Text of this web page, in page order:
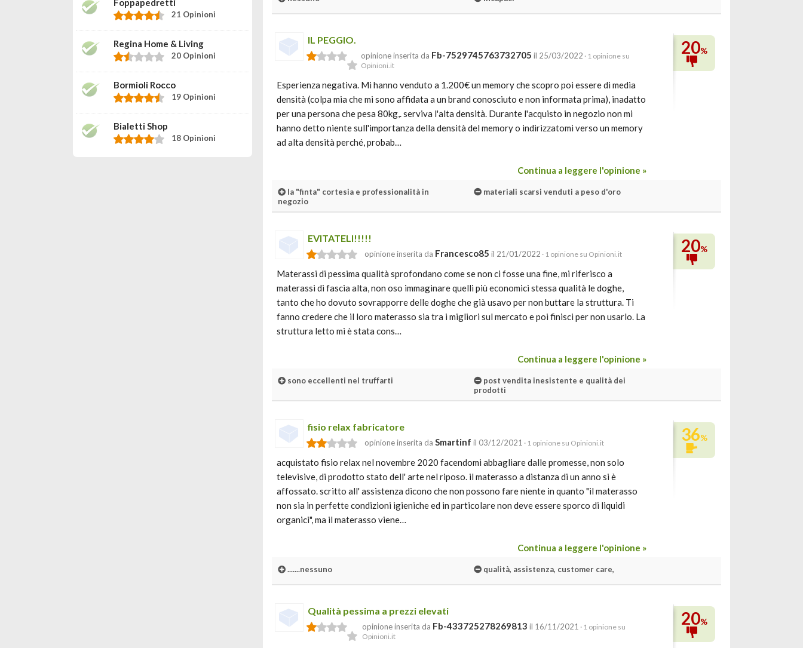
IL PEGGIO.
opinione inserita da Fb-7529745763732705 il 25/03/2022 · 1 opinione su
Opinioni.it
Esperienza negativa. Mi hanno venduto a 1.200€ un memory che scopro poi essere di media
densità (colpa mia che mi sono affidata a un brand conosciuto e non informata prima), inadatto
per una persona che pesa 80kg,. serviva l'alta densità. Durante l'acquisto in negozio non mi
hanno detto niente sull'importanza della densità del memory o indirizzatomi verso un memory
ad alta densità perché, probab…
Continua a leggere l'opinione »
20%
la "finta" cortesia e professionalità in
negozio
materiali scarsi venduti a peso d'oro
EVITATELI!!!!!
opinione inserita da Francesco85 il 21/01/2022 · 1 opinione su Opinioni.it
Materassi di pessima qualità sprofondano come se non ci fosse una fine, mi riferisco a
materassi di fascia alta, non oso immaginare quelli più economici stessa qualità le doghe,
tanto che ho dovuto sovrapporre delle doghe che già usavo per non buttare la struttura. Ti
fanno credere che il loro materasso sia tra i migliori sul mercato e poi finisci per non usarlo. La
struttura letto mi è stata cons…
Continua a leggere l'opinione »
20%
sono eccellenti nel truffarti
post vendita inesistente e qualità dei
prodotti
fisio relax fabricatore
opinione inserita da Smartinf il 03/12/2021 · 1 opinione su Opinioni.it
acquistato fisio relax nel novembre 2020 facendomi abbagliare dalle promesse, non solo
televisive, di prodotto stato dell' arte nel riposo. il materasso a distanza di un anno si è
affossato. scritto all' assistenza dicono che non possono fare niente in quanto "il materasso
non sia in perfette condizioni igieniche ed in particolare non deve essere sporco di liquidi
organici", ma il materasso viene…
Continua a leggere l'opinione »
36%
.......nessuno qualità, assistenza, customer care,
Qualità pessima a prezzi elevati
opinione inserita da Fb-433725278269813 il 16/11/2021 · 1 opinione su
Opinioni.it
20%
Foppapedretti
21 Opinioni
Regina Home & Living
20 Opinioni
Bormioli Rocco
19 Opinioni
Bialetti Shop
18 Opinioni